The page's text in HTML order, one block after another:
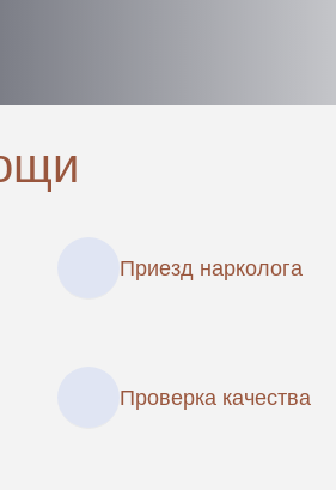
Приезд нарколога
Проверка качества